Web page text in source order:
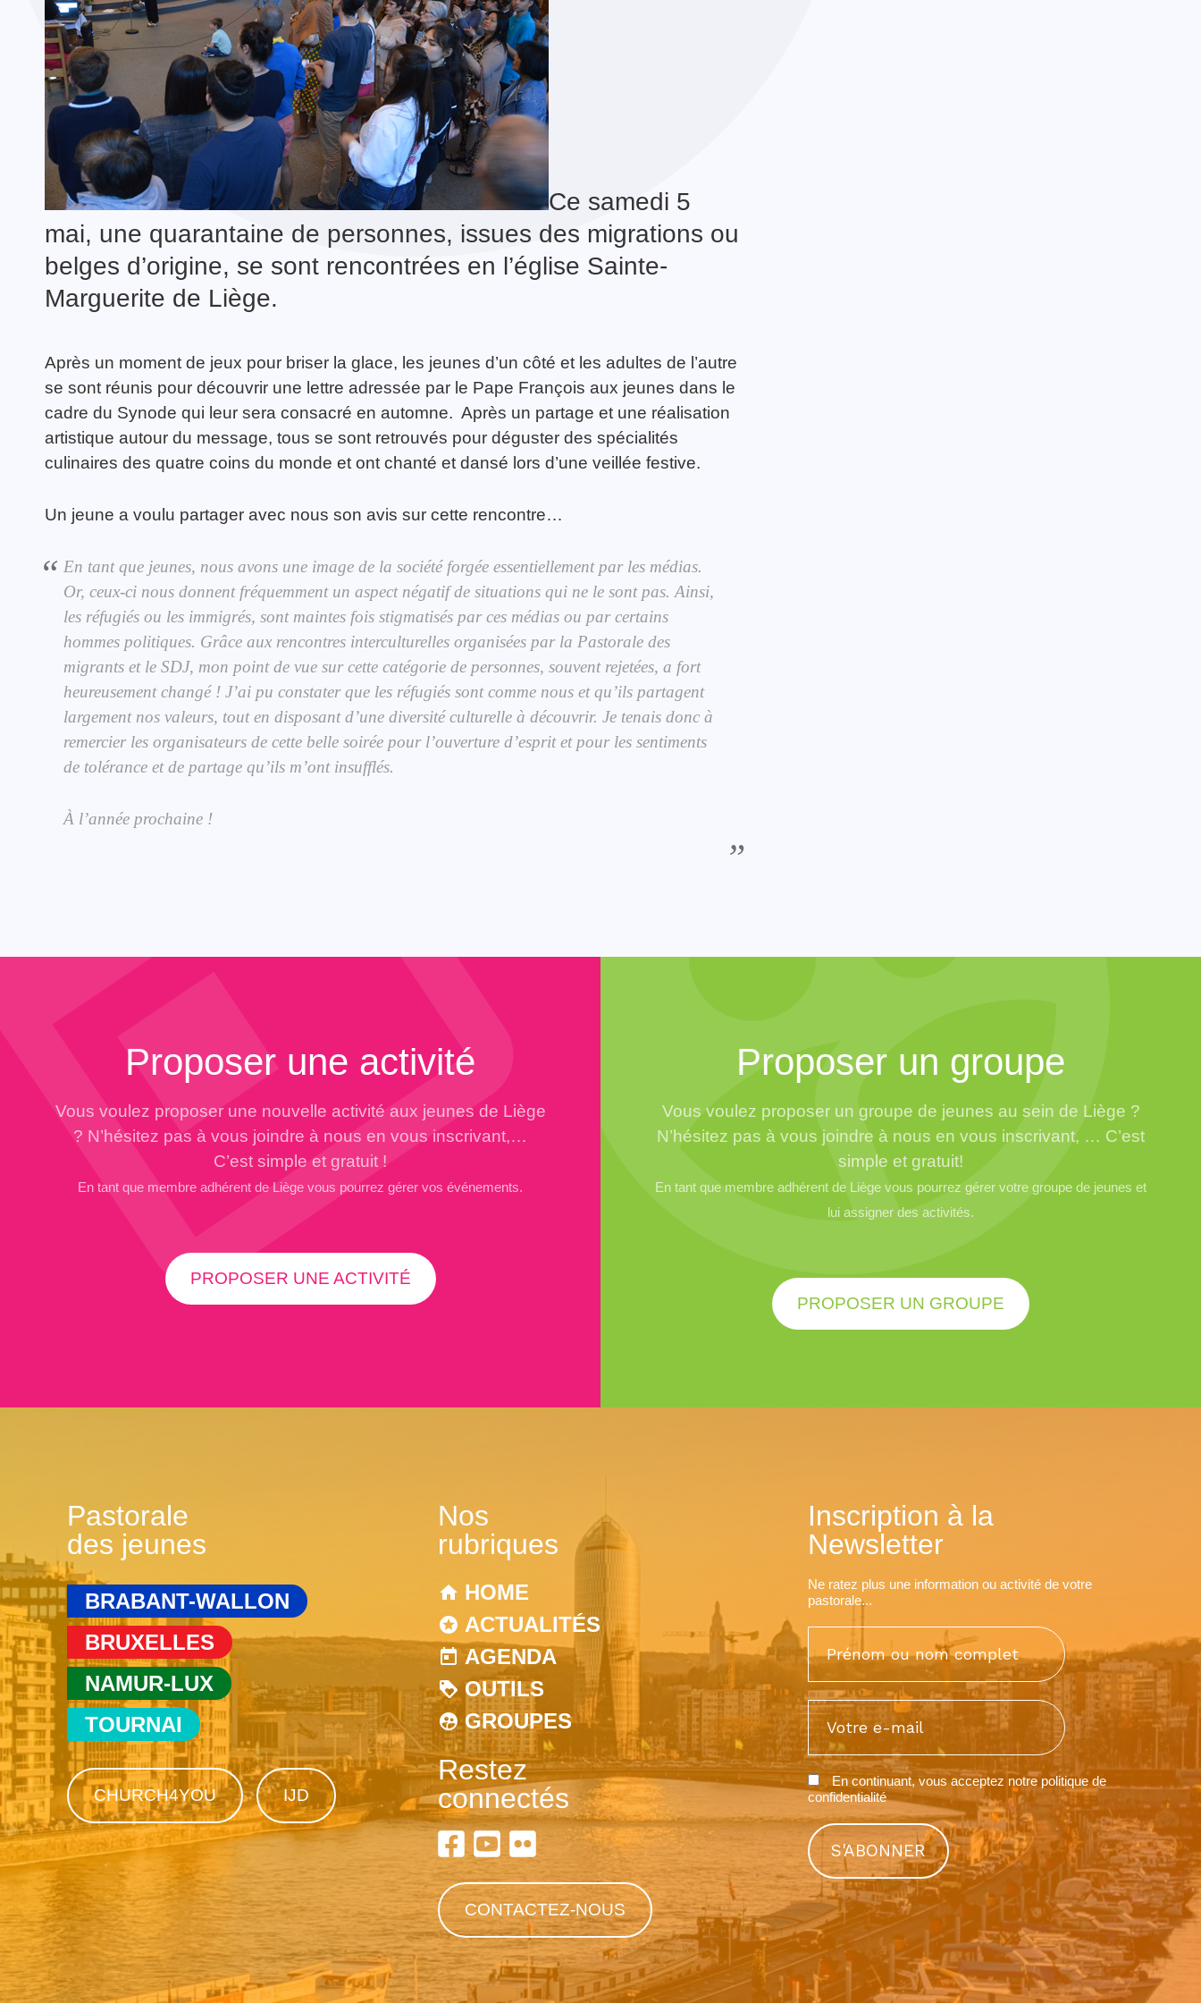
Guerrier·e de la Paix TOUTES LES ACTUALITÉS
TOUTES LES ACTIVITÉS
Ce samedi 5
mai, une quarantaine de personnes, issues des migrations ou
belges d’origine, se sont rencontrées en l’église Sainte-
Marguerite de Liège.
Après un moment de jeux pour briser la glace, les jeunes d’un côté et les adultes de l’autre
se sont réunis pour découvrir une lettre adressée par le Pape François aux jeunes dans le
cadre du Synode qui leur sera consacré en automne. Après un partage et une réalisation
artistique autour du message, tous se sont retrouvés pour déguster des spécialités
culinaires des quatre coins du monde et ont chanté et dansé lors d’une veillée festive.
Un jeune a voulu partager avec nous son avis sur cette rencontre…
En tant que jeunes, nous avons une image de la société forgée essentiellement par les médias.
Or, ceux-ci nous donnent fréquemment un aspect négatif de situations qui ne le sont pas. Ainsi,
les réfugiés ou les immigrés, sont maintes fois stigmatisés par ces médias ou par certains
hommes politiques. Grâce aux rencontres interculturelles organisées par la Pastorale des
migrants et le SDJ, mon point de vue sur cette catégorie de personnes, souvent rejetées, a fort
heureusement changé ! J’ai pu constater que les réfugiés sont comme nous et qu’ils partagent
largement nos valeurs, tout en disposant d’une diversité culturelle à découvrir. Je tenais donc à
remercier les organisateurs de cette belle soirée pour l’ouverture d’esprit et pour les sentiments
de tolérance et de partage qu’ils m’ont insufflés.
À l’année prochaine !
Proposer une activité
Vous voulez proposer une nouvelle activité aux jeunes de Liège
? N’hésitez pas à vous joindre à nous en vous inscrivant,…
C’est simple et gratuit !
En tant que membre adhérent de Liège vous pourrez gérer vos événements.
PROPOSER UNE ACTIVITÉ
Proposer un groupe
Vous voulez proposer un groupe de jeunes au sein de Liège ?
N’hésitez pas à vous joindre à nous en vous inscrivant, … C’est
simple et gratuit!
En tant que membre adhérent de Liège vous pourrez gérer votre groupe de jeunes et
lui assigner des activités.
PROPOSER UN GROUPE
Pastorale
des jeunes
BRABANT-WALLON
BRUXELLES
NAMUR-LUX
TOURNAI
CHURCH4YOU IJD
Nos
rubriques
HOME
ACTUALITÉS
AGENDA
OUTILS
GROUPES
Restez
connectés
CONTACTEZ-NOUS
Inscription à la
Newsletter
Ne ratez plus une information ou activité de votre
pastorale...
En continuant, vous acceptez notre politique de
confidentialité